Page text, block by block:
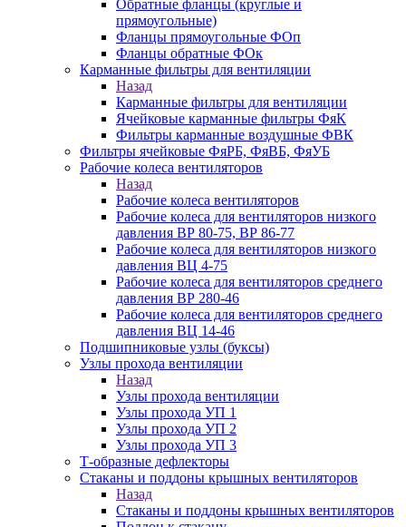
Обратные фланцы (круглые и
прямоугольные)
Фланцы прямоугольные ФОп
Фланцы обратные ФОк
Карманные фильтры для вентиляции
Назад
Карманные фильтры для вентиляции
Ячейковые карманные фильтры ФяК
Фильтры карманные воздушные ФВК
Фильтры ячейковые ФяРБ, ФяВБ, ФяУБ
Рабочие колеса вентиляторов
Назад
Рабочие колеса вентиляторов
Рабочие колеса для вентиляторов низкого
давления ВР 80-75, ВР 86-77
Рабочие колеса для вентиляторов низкого
давления ВЦ 4-75
Рабочие колеса для вентиляторов среднего
давления ВР 280-46
Рабочие колеса для вентиляторов среднего
давления ВЦ 14-46
Подшипниковые узлы (буксы)
Узлы прохода вентиляции
Назад
Узлы прохода вентиляции
Узлы прохода УП 1
Узлы прохода УП 2
Узлы прохода УП 3
Т-образные дефлекторы
Стаканы и поддоны крышных вентиляторов
Назад
Стаканы и поддоны крышных вентиляторов